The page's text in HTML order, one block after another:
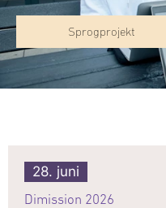
Sprogprojekt
28. juni
Dimission 2026